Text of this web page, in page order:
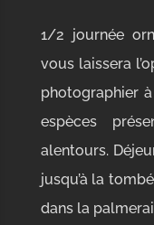
1/2 journée
vous laissera
photographier
espèces
alentours.
jusqu’à la
dans la